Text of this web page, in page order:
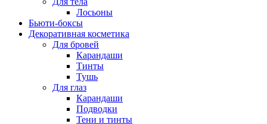
Лосьоны
Бьюти-боксы
Декоративная косметика
Для бровей
Карандаши
Тинты
Тушь
Для глаз
Карандаши
Подводки
Тени и тинты